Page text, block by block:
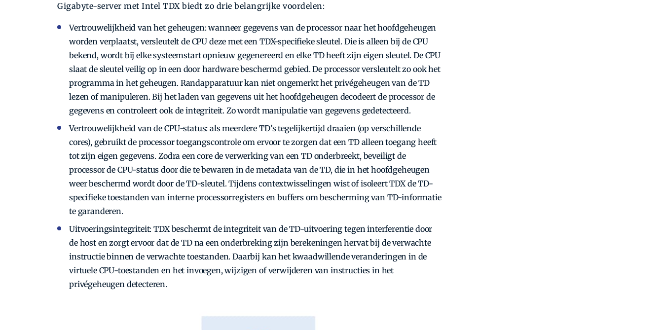
Gigabyte-server met Intel TDX biedt zo drie belangrijke voordelen:
Vertrouwelijkheid van het geheugen: wanneer gegevens van de processor naar het hoofdgeheugen
worden verplaatst, versleutelt de CPU deze met een TDX-specifieke sleutel. Die is alleen bij de CPU
bekend, wordt bij elke systeemstart opnieuw gegenereerd en elke TD heeft zijn eigen sleutel. De CPU
slaat de sleutel veilig op in een door hardware beschermd gebied. De processor versleutelt zo ook het
programma in het geheugen. Randapparatuur kan niet ongemerkt het privégeheugen van de TD
lezen of manipuleren. Bij het laden van gegevens uit het hoofdgeheugen decodeert de processor de
gegevens en controleert ook de integriteit. Zo wordt manipulatie van gegevens gedetecteerd.
Vertrouwelijkheid van de CPU-status: als meerdere TD’s tegelijkertijd draaien (op verschillende
cores), gebruikt de processor toegangscontrole om ervoor te zorgen dat een TD alleen toegang heeft
tot zijn eigen gegevens. Zodra een core de verwerking van een TD onderbreekt, beveiligt de
processor de CPU-status door die te bewaren in de metadata van de TD, die in het hoofdgeheugen
weer beschermd wordt door de TD-sleutel. Tijdens contextwisselingen wist of isoleert TDX de TD-
specifieke toestanden van interne processorregisters en buffers om bescherming van TD-informatie
te garanderen.
Uitvoeringsintegriteit: TDX beschermt de integriteit van de TD-uitvoering tegen interferentie door
de host en zorgt ervoor dat de TD na een onderbreking zijn berekeningen hervat bij de verwachte
instructie binnen de verwachte toestanden. Daarbij kan het kwaadwillende veranderingen in de
virtuele CPU-toestanden en het invoegen, wijzigen of verwijderen van instructies in het
privégeheugen detecteren.